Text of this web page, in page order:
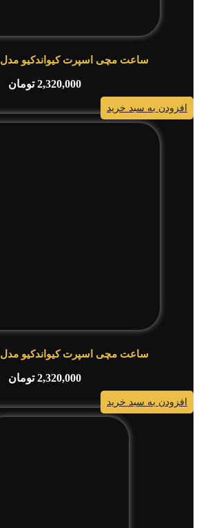
ساعت مچی اسپرت کیواندکیو مدل VQ94J024Y
2,320,000 تومان
افزودن به سبد خرید
ساعت مچی اسپرت کیواندکیو مدل VQ94J001Y
2,320,000 تومان
افزودن به سبد خرید